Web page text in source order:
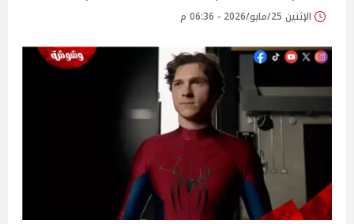
الإثنين 25/مايو/2026 - 06:36 م